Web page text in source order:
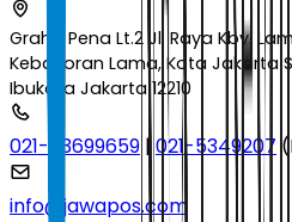
Graha Pena Lt.2 Jl. Raya Kby.
Kebayoran Lama, Kota Jakarta
Ibukota Jakarta 12210
021-53699659 | 021-5349207
info@jawapos.com